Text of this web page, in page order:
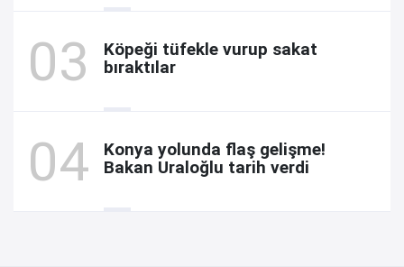
Köpeği tüfekle vurup sakat
bıraktılar
Konya yolunda flaş gelişme!
Bakan Uraloğlu tarih verdi